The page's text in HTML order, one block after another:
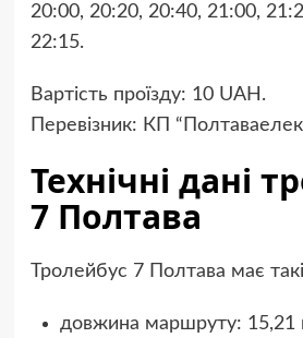
20:00, 20:20, 20:40, 21:00,
22:15.
Вартість проїзду: 10 UAH.
Перевізник: КП
Технічні дані
7 Полтава
Тролейбус 7 Полтава має
довжина маршруту: 15,21